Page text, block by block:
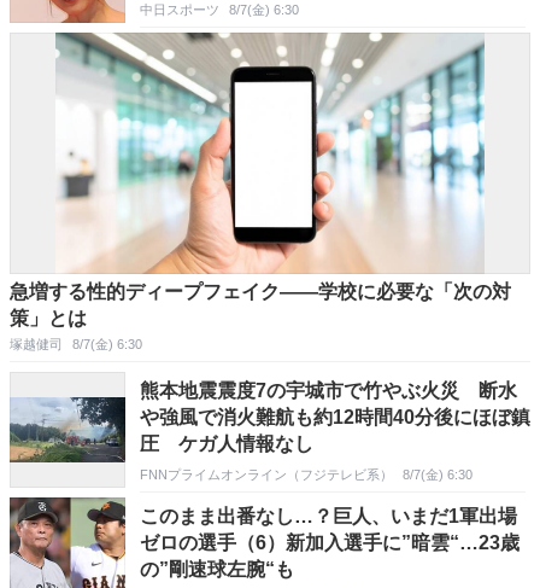
声出た」
中日スポーツ 8/7(金) 6:30
急増する性的ディープフェイク――学校に必要な「次の対
策」とは
塚越健司 8/7(金) 6:30
熊本地震震度7の宇城市で竹やぶ火災 断水
や強風で消火難航も約12時間40分後にほぼ鎮
圧 ケガ人情報なし
FNNプライムオンライン（フジテレビ系） 8/7(金) 6:30
このまま出番なし…？巨人、いまだ1軍出場
ゼロの選手（6）新加入選手に”暗雲“…23歳
の”剛速球左腕“も